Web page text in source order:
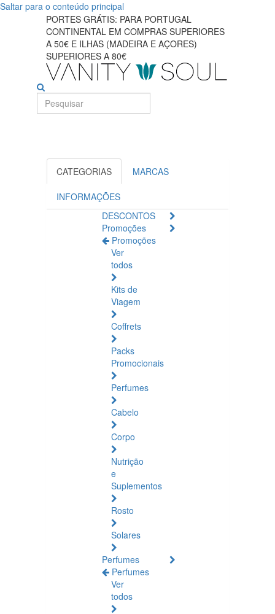
Saltar para o conteúdo principal
Descubra
soluções
confiáveis
cuidados
Bepanthene
PORTES GRÁTIS: PARA PORTUGAL
CONTINENTAL EM COMPRAS SUPERIORES
A 50€ E ILHAS (MADEIRA E AÇORES)
SUPERIORES A 80€
CATEGORIAS MARCAS
INFORMAÇÕES
DESCONTOS
Promoções
Promoções
Ver
todos
Kits de
Viagem
Coffrets
Packs
Promocionais
Perfumes
Cabelo
Corpo
Nutrição
e
Suplementos
Rosto
Solares
Perfumes
Perfumes
Ver
todos